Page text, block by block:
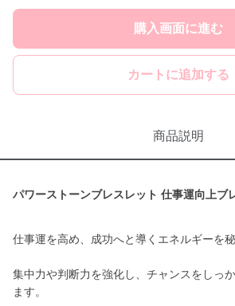
購入画面に進む
カートに追加する
商品説明
パワーストーンブレスレット 仕事運向上ブ
仕事運を高め、成功へと導くエネルギーを
集中力や判断力を強化し、チャンスをしっ
ます。